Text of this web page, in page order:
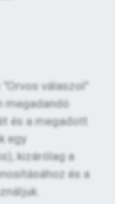
válaszol"
megadandó
és a megadott
egy
kizárólag a
és a